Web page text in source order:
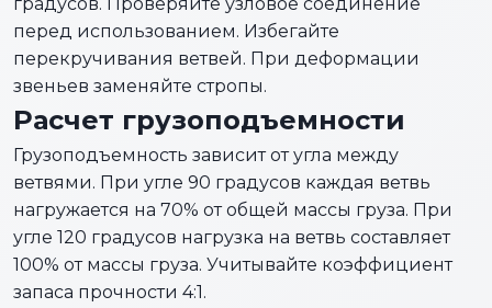
перед использованием. Избегайте
перекручивания ветвей. При деформации
звеньев заменяйте стропы.
Расчет грузоподъемности
Грузоподъемность зависит от угла между
ветвями. При угле 90 градусов каждая ветвь
нагружается на 70% от общей массы груза. При
угле 120 градусов нагрузка на ветвь составляет
100% от массы груза. Учитывайте коэффициент
запаса прочности 4:1.